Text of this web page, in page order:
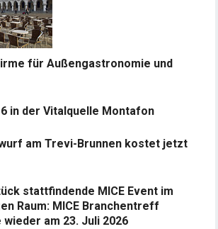
für Außengastronomie und
in der Vitalquelle Montafon
am Trevi-Brunnen kostet jetzt
stattfindende MICE Event im
Raum: MICE Branchentreff
am 23. Juli 2026